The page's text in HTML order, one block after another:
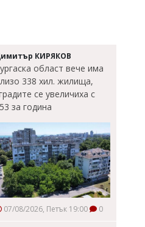
КИРЯКОВ
област вече има
338 хил. жилища,
се увеличиха с
за година
07/08/2026, Петък 19:00 0